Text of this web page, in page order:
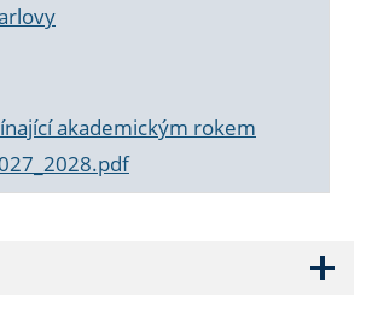
akademickým rokem